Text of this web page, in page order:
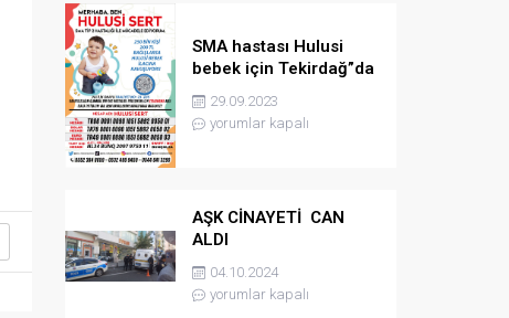
SMA hastası Hulusi
bebek için Tekirdağ”da
konser düzenlenicek
29.09.2023
yorumlar kapalı
AŞK CİNAYETİ CAN
ALDI
04.10.2024
yorumlar kapalı